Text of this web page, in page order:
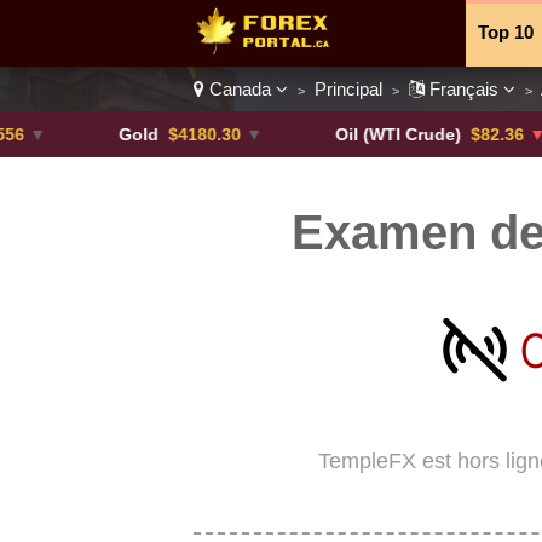
Top 10
Paires
Canada > Principal > Français >
$4180.30 ▼ Oil (WTI Crude) $82.36 ▼ -0.16%
Examen
TempleFX est hors